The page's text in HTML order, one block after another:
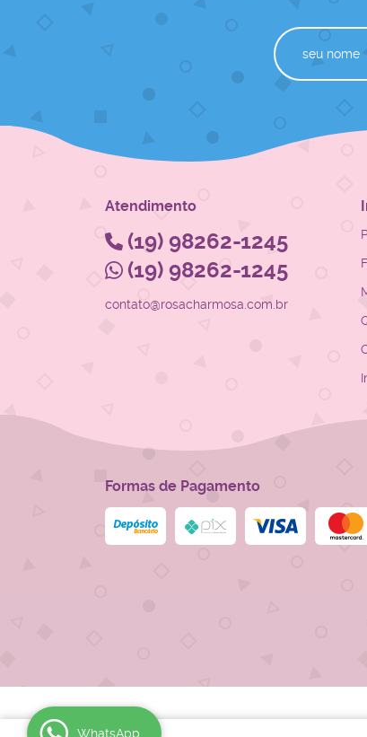
Atendimento
(19) 98262-1245
(19) 98262-1245
contato@rosacharmosa.com.br
Formas de Pagamento
WhatsApp